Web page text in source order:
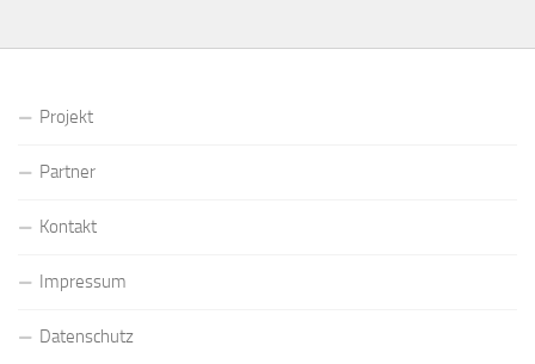
Projekt
Partner
Kontakt
Impressum
Datenschutz